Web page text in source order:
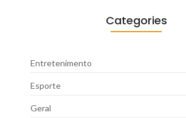
Categories
Entretenimento
Esporte
Geral